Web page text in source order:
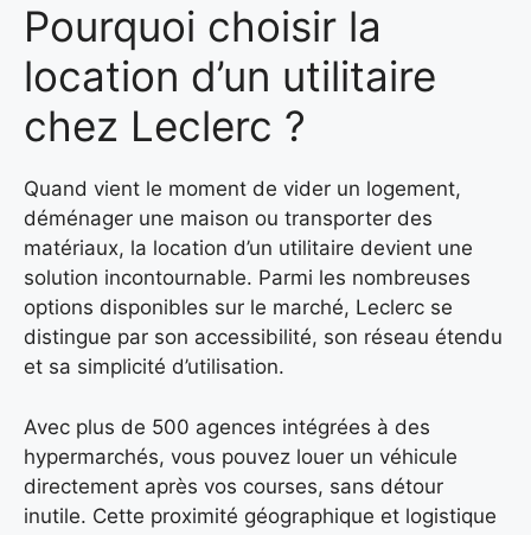
Pourquoi choisir la
location d’un utilitaire
chez Leclerc ?
Quand vient le moment de vider un logement,
déménager une maison ou transporter des
matériaux, la location d’un utilitaire devient une
solution incontournable. Parmi les nombreuses
options disponibles sur le marché, Leclerc se
distingue par son accessibilité, son réseau étendu
et sa simplicité d’utilisation.
Avec plus de 500 agences intégrées à des
hypermarchés, vous pouvez louer un véhicule
directement après vos courses, sans détour
inutile. Cette proximité géographique et logistique